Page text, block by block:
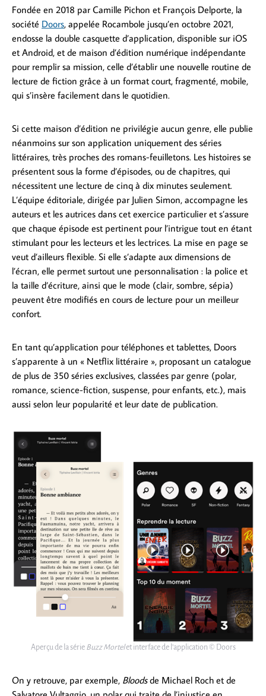
Fondée en 2018 par Camille Pichon et François Delporte, la
société Doors, appelée Rocambole jusqu’en octobre 2021,
endosse la double casquette d’application, disponible sur iOS
et Android, et de maison d’édition numérique indépendante
pour remplir sa mission, celle d’établir une nouvelle routine de
lecture de fiction grâce à un format court, fragmenté, mobile,
qui s’insère facilement dans le quotidien.
Si cette maison d’édition ne privilégie aucun genre, elle publie
néanmoins sur son application uniquement des séries
littéraires, très proches des romans-feuilletons. Les histoires se
présentent sous la forme d’épisodes, ou de chapitres, qui
nécessitent une lecture de cinq à dix minutes seulement.
L’équipe éditoriale, dirigée par Julien Simon, accompagne les
auteurs et les autrices dans cet exercice particulier et s’assure
que chaque épisode est pertinent pour l’intrigue tout en étant
stimulant pour les lecteurs et les lectrices. La mise en page se
veut d’ailleurs flexible. Si elle s’adapte aux dimensions de
l’écran, elle permet surtout une personnalisation : la police et
la taille d’écriture, ainsi que le mode (clair, sombre, sépia)
peuvent être modifiés en cours de lecture pour un meilleur
confort.
En tant qu’application pour téléphones et tablettes, Doors
s’apparente à un « Netflix littéraire », proposant un catalogue
de plus de 350 séries exclusives, classées par genre (polar,
romance, science-fiction, suspense, pour enfants, etc.), mais
aussi selon leur popularité et leur date de publication.
Aperçu de la série Buzz Mortelet interface de l’application © Doors
On y retrouve, par exemple, Bloodsde Michael Roch et de